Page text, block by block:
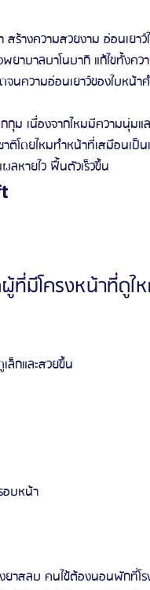
างความสวยงาม อ่อนเยาว์
ยาบาลบาโนบากิ แก้ไขทั้งค
นความอ่อนเยาว์ของใบหน้า
ม เนื่องจากไหมมีความนุ่มแ
ติโดยไหมทำหน้าที่เสมือนเป็น
ลหายไว ฟื้นตัวเร็วขึ้น
ที่มีโครงหน้าที่ดูใ
ล็กและสวยขึ้น
อบหน้า
งยาสลบ คนไข้ต้องนอนพักที่